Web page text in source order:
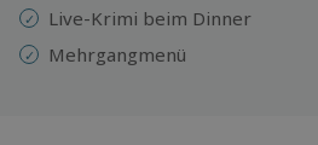
Live-Krimi beim Dinner
Mehrgangmenü